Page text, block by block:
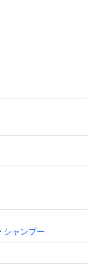
シャンプー